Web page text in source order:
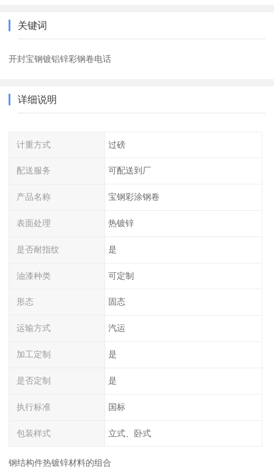
关键词
开封宝钢镀铝锌彩钢卷电话
详细说明
计重方式 过磅
配送服务 可配送到厂
产品名称 宝钢彩涂钢卷
表面处理 热镀锌
是否耐指纹 是
油漆种类 可定制
形态 固态
运输方式 汽运
加工定制 是
是否定制 是
执行标准 国标
包装样式 立式、卧式
钢结构件热镀锌材料的组合